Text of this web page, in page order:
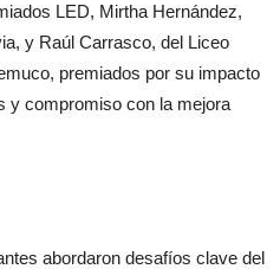
LED, Mirtha Hernández,
y Raúl Carrasco, del Liceo
premiados por su impacto
y compromiso con la mejora
abordaron desafíos clave del